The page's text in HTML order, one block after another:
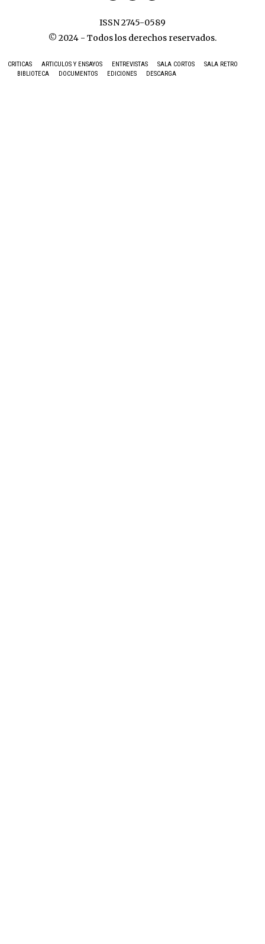
ISSN 2745-0589
© 2024 - Todos los derechos reservados.
CRITICAS ARTICULOS Y ENSAYOS ENTREVISTAS SALA CORTOS
SALA RETRO
BIBLIOTECA
DOCUMENTOS EDICIONES DESCARGA